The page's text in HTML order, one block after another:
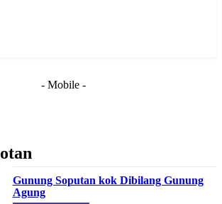
- Mobile -
Gunung Soputan kok Dibilang Gunung
Agung